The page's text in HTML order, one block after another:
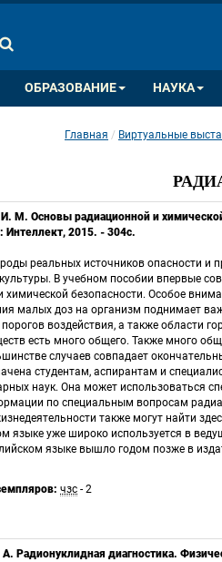
A A A
ОБРАЗОВАНИЕ НАУКА
Главная Виртуальные
М. Основы радиационной и
Интеллект, 2015. - 304с.
реальных источников опасности и
В учебном пособии впервые
химической безопасности. Особое
малых доз на организм поднимает
воздействия, а также области
есть много общего. Также много
случаев совпадает
студентам, аспирантам и
наук. Она может использоваться
по специальным вопросам
также могут найти
языке уже широко используется в
языке вышло годом позже в
чзс - 2
Радионуклидная диагностика.